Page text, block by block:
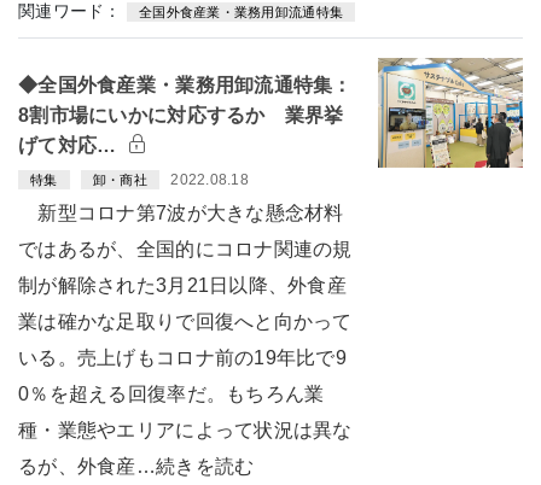
関連ワード： 全国外食産業・業務用卸流通特集
◆全国外食産業・業務用卸流通特集：
8割市場にいかに対応するか 業界挙
げて対応…
特集 卸・商社 2022.08.18
新型コロナ第7波が大きな懸念材料
ではあるが、全国的にコロナ関連の規
制が解除された3月21日以降、外食産
業は確かな足取りで回復へと向かって
いる。売上げもコロナ前の19年比で9
0％を超える回復率だ。もちろん業
種・業態やエリアによって状況は異な
るが、外食産…続きを読む